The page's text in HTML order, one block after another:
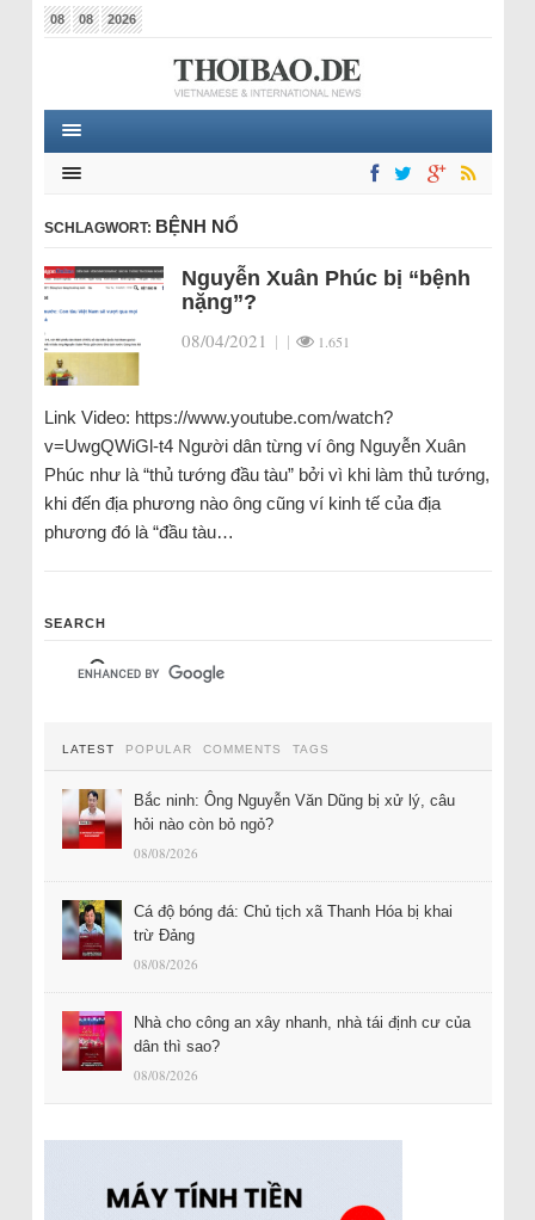
08 08 2026
SCHLAGWORT: BỆNH NỔ
Nguyễn Xuân Phúc bị “bệnh
nặng”?
08/04/2021 | | 1.651
Link Video: https://www.youtube.com/watch?
v=UwgQWiGl-t4 Người dân từng ví ông Nguyễn Xuân
Phúc như là “thủ tướng đầu tàu” bởi vì khi làm thủ tướng,
khi đến địa phương nào ông cũng ví kinh tế của địa
phương đó là “đầu tàu…
SEARCH
LATEST POPULAR COMMENTS TAGS
Bắc ninh: Ông Nguyễn Văn Dũng bị xử lý, câu
hỏi nào còn bỏ ngỏ?
08/08/2026
Cá độ bóng đá: Chủ tịch xã Thanh Hóa bị khai
trừ Đảng
08/08/2026
Nhà cho công an xây nhanh, nhà tái định cư của
dân thì sao?
08/08/2026